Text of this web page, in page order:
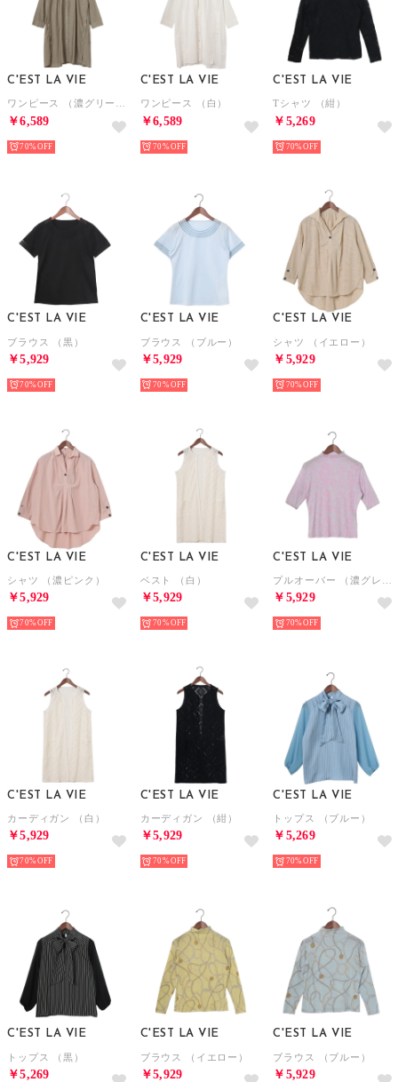
C'EST LA VIE
ワンピース （濃グリーン）
￥6,589
70%
C'EST LA VIE
ワンピース （白）
￥6,589
70%
C'EST LA VIE
Tシャツ （紺）
￥5,269
70%
C'EST LA VIE
ブラウス （黒）
￥5,929
70%
C'EST LA VIE
ブラウス （ブルー）
￥5,929
70%
C'EST LA VIE
シャツ （イエロー）
￥5,929
70%
C'EST LA VIE
シャツ （濃ピンク）
￥5,929
70%
C'EST LA VIE
ベスト （白）
￥5,929
70%
C'EST LA VIE
￥5,929
70%
C'EST LA VIE
カーディガン （白）
￥5,929
70%
C'EST LA VIE
カーディガン （紺）
￥5,929
70%
C'EST LA VIE
トップス （ブルー）
￥5,269
70%
C'EST LA VIE
トップス （黒）
￥5,269
C'EST LA VIE
ブラウス （イエロー）
￥5,929
C'EST LA VIE
ブラウス （ブルー）
￥5,929